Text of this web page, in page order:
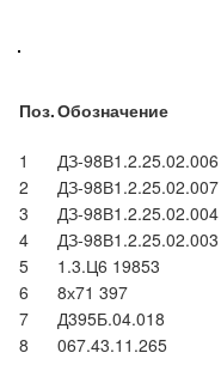
Поз.Обозначение
1
ДЗ-98В1.2.25.02.006
2
ДЗ-98В1.2.25.02.007
3
ДЗ-98В1.2.25.02.004
4
ДЗ-98В1.2.25.02.003
5
1.3.Ц6 19853
6
8х71 397
7
Д395Б.04.018
8
067.43.11.265